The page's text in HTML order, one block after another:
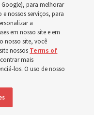
para melhorar
nossos serviços, para
a
em nosso site e em
nosso site, você
nossos Terms of
mais
los. O uso de nosso